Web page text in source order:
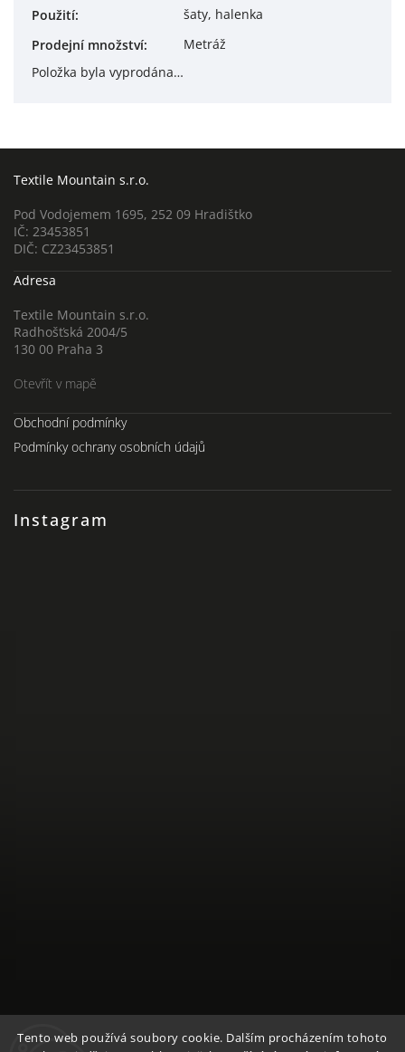
Tento web používá soubory cookie. Dalším procházením tohoto
Použití:
šaty, halenka
Prodejní množství:
Metráž
Položka byla vyprodána…
Textile Mountain s.r.o.
Pod Vodojemem 1695, 252 09 Hradištko
IČ: 23453851
DIČ: CZ23453851
Adresa
Textile Mountain s.r.o.
Radhošťská 2004/5
130 00 Praha 3
Otevřít v mapě
Instagram
Sledovat na Instagramu
Obchodní podmínky
Podmínky ochrany osobních údajů